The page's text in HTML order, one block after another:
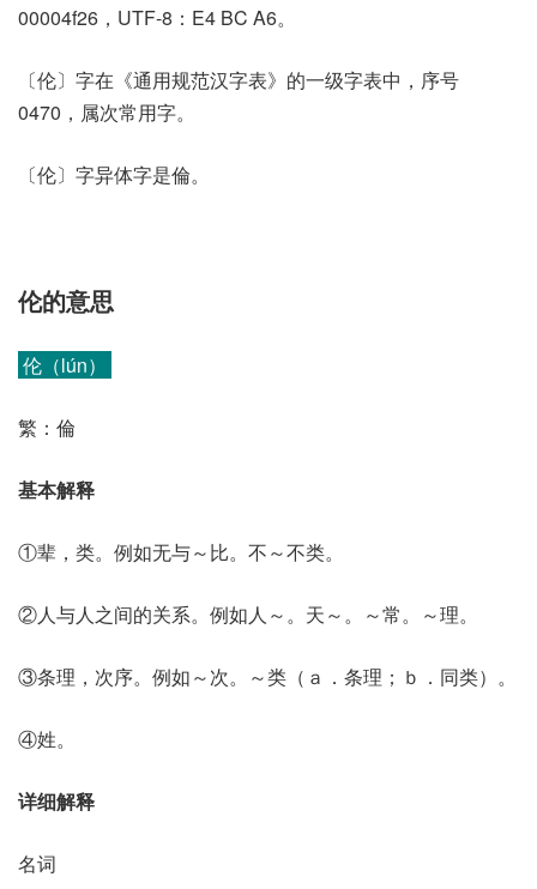
00004f26，UTF-8：E4 BC A6。
〔伦〕字在《通用规范汉字表》的一级字表中，序号
0470，属次常用字。
〔伦〕字异体字是倫。
伦的意思
伦（lún）
繁：倫
基本解释
①辈，类。例如无与～比。不～不类。
②人与人之间的关系。例如人～。天～。～常。～理。
③条理，次序。例如～次。～类（ａ．条理；ｂ．同类）。
④姓。
详细解释
名词